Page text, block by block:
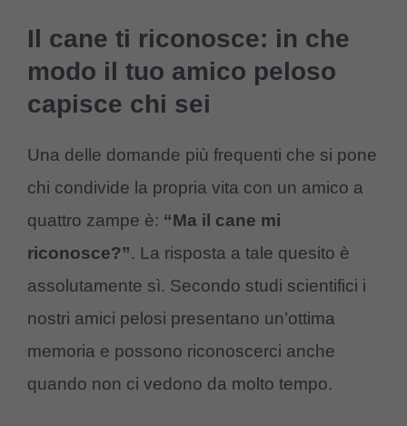
Il cane ti riconosce: in che
modo il tuo amico peloso
capisce chi sei
Una delle domande più frequenti che si pone
chi condivide la propria vita con un amico a
quattro zampe è: “Ma il cane mi
riconosce?”. La risposta a tale quesito è
assolutamente sì. Secondo studi scientifici i
nostri amici pelosi presentano un’ottima
memoria e possono riconoscerci anche
quando non ci vedono da molto tempo.